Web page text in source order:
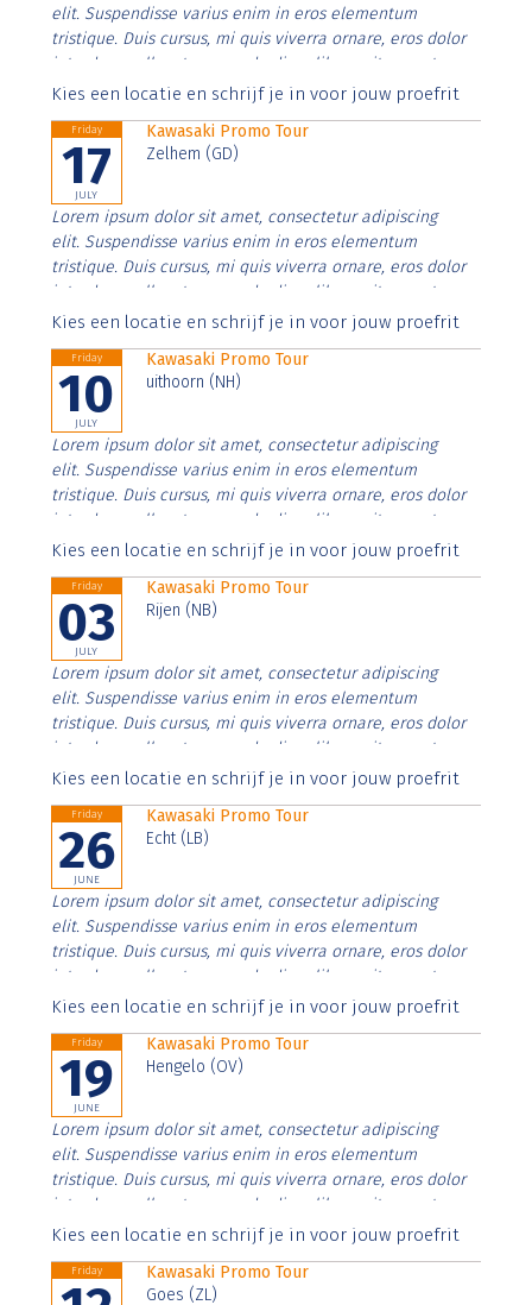
elit. Suspendisse varius enim in eros elementum
tristique. Duis cursus, mi quis viverra ornare, eros dolor
interdum nulla, ut commodo diam libero vitae erat.
Aenean faucibus nibh et justo cursus id rutrum lorem
Kies een locatie en schrijf je in voor jouw proefrit
Friday
17
JULY
Kawasaki Promo Tour
Zelhem (GD)
Lorem ipsum dolor sit amet, consectetur adipiscing
elit. Suspendisse varius enim in eros elementum
tristique. Duis cursus, mi quis viverra ornare, eros dolor
interdum nulla, ut commodo diam libero vitae erat.
Aenean faucibus nibh et justo cursus id rutrum lorem
Kies een locatie en schrijf je in voor jouw proefrit
Friday
10
JULY
Kawasaki Promo Tour
uithoorn (NH)
Lorem ipsum dolor sit amet, consectetur adipiscing
elit. Suspendisse varius enim in eros elementum
tristique. Duis cursus, mi quis viverra ornare, eros dolor
interdum nulla, ut commodo diam libero vitae erat.
Aenean faucibus nibh et justo cursus id rutrum lorem
Kies een locatie en schrijf je in voor jouw proefrit
Friday
03
JULY
Kawasaki Promo Tour
Rijen (NB)
Lorem ipsum dolor sit amet, consectetur adipiscing
elit. Suspendisse varius enim in eros elementum
tristique. Duis cursus, mi quis viverra ornare, eros dolor
interdum nulla, ut commodo diam libero vitae erat.
Aenean faucibus nibh et justo cursus id rutrum lorem
Kies een locatie en schrijf je in voor jouw proefrit
Friday
26
JUNE
Kawasaki Promo Tour
Echt (LB)
Lorem ipsum dolor sit amet, consectetur adipiscing
elit. Suspendisse varius enim in eros elementum
tristique. Duis cursus, mi quis viverra ornare, eros dolor
interdum nulla, ut commodo diam libero vitae erat.
Aenean faucibus nibh et justo cursus id rutrum lorem
Kies een locatie en schrijf je in voor jouw proefrit
Friday
19
JUNE
Kawasaki Promo Tour
Hengelo (OV)
Lorem ipsum dolor sit amet, consectetur adipiscing
elit. Suspendisse varius enim in eros elementum
tristique. Duis cursus, mi quis viverra ornare, eros dolor
interdum nulla, ut commodo diam libero vitae erat.
Aenean faucibus nibh et justo cursus id rutrum lorem
Kies een locatie en schrijf je in voor jouw proefrit
Friday
Kawasaki Promo Tour
Goes (ZL)